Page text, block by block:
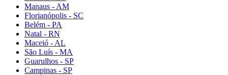
Manaus - AM
Florianópolis - SC
Belém - PA
Natal - RN
Maceió - AL
São Luís - MA
Guarulhos - SP
Campinas - SP